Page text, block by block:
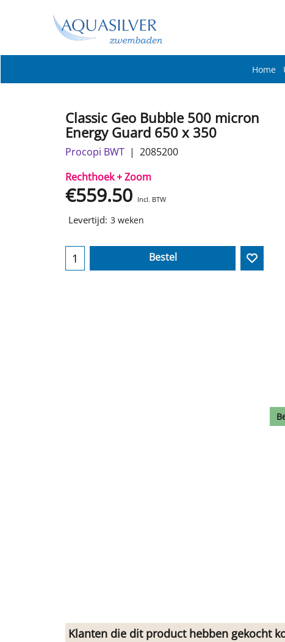
Home
Classic Geo Bubble 500 micron
Energy Guard 650 x 350
Procopi BWT
2085200
Rechthoek + Zoom
€559.50 Incl. BTW
Levertijd: 3 weken
Bestel
Klanten die dit product hebben gekocht